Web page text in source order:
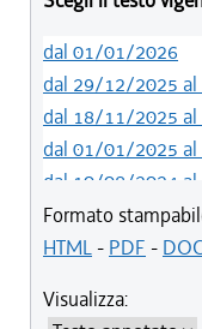
dal 01/01/2026
dal 29/12/2025
dal 18/11/2025
dal 01/01/2025
dal 10/08/2024
dal 14/05/2024 al
dal 01/01/2024 al
dal 07/03/2023 al
Formato
HTML- PDF -
Visualizza: